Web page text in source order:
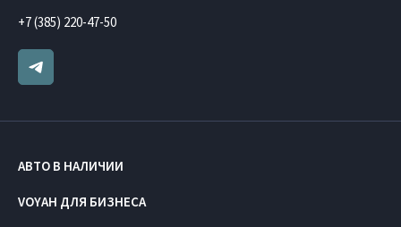
+7 (385) 220-47-50
АВТО В НАЛИЧИИ
VOYAH ДЛЯ БИЗНЕСА